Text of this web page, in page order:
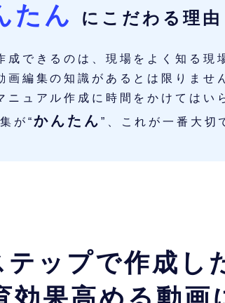
たん にこだわる理由
できるのは、現場をよく知る現
画編集の知識があるとは限りませ
ニュアル作成に時間をかけてはい
が“かんたん ”、これが一番大切
テップで作成し